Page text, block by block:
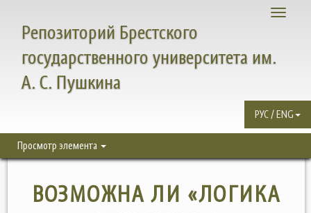
Toggle
Репозиторий Брестского
государственного университета им.
А. С. Пушкина
РУС / ENG
Просмотр элемента
ВОЗМОЖНА ЛИ «ЛОГИКА